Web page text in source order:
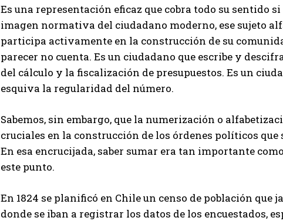
Es una representación eficaz que cobra todo su sentido
imagen normativa del ciudadano moderno, ese sujeto
participa activamente en la construcción de su
parecer no cuenta. Es un ciudadano que escribe y
del cálculo y la fiscalización de presupuestos. Es un
esquiva la regularidad del número.
Sabemos, sin embargo, que la numerización o
cruciales en la construcción de los órdenes políticos
En esa encrucijada, saber sumar era tan importante
este punto.
En 1824 se planificó en Chile un censo de población que
donde se iban a registrar los datos de los encuestados,